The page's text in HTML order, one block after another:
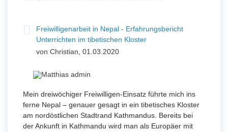
Freiwilligenarbeit in Nepal - Erfahrungsbericht
Unterrichten im tibetischen Kloster
von Christian, 01.03.2020
Mein dreiwöchiger Freiwilligen-Einsatz führte mich ins
ferne Nepal – genauer gesagt in ein tibetisches Kloster
am nordöstlichen Stadtrand Kathmandus. Bereits bei
der Ankunft in Kathmandu wird man als Europäer mit